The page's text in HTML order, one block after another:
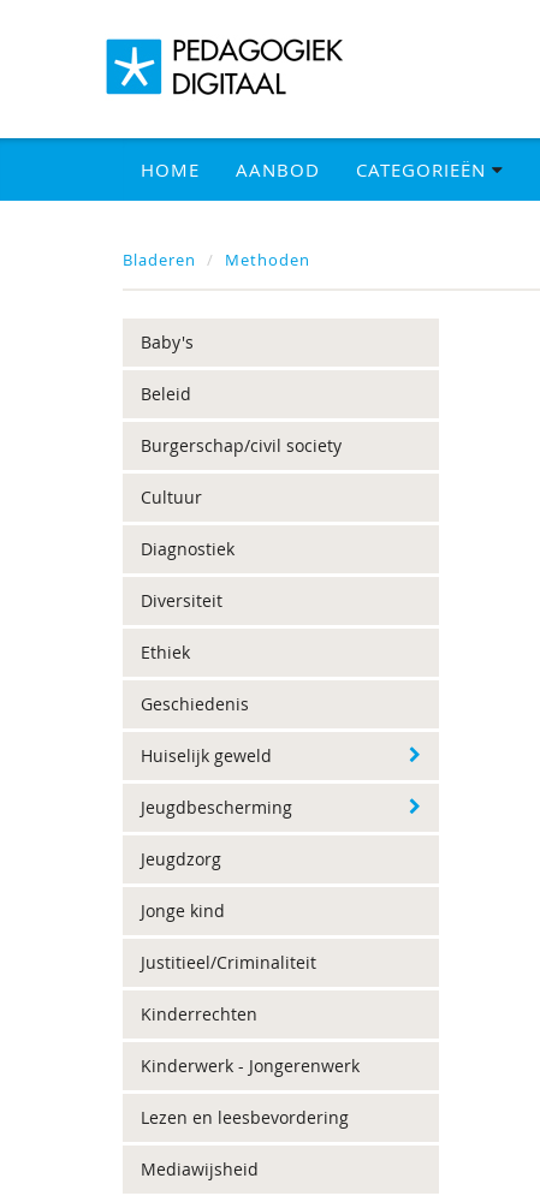
HOME AANBOD CATEGORIEËN
Bladeren Methoden
Baby's
Beleid
Burgerschap/civil society
Cultuur
Diagnostiek
Diversiteit
Ethiek
Geschiedenis
Huiselijk geweld
Jeugdbescherming
Jeugdzorg
Jonge kind
Justitieel/Criminaliteit
Kinderrechten
Kinderwerk - Jongerenwerk
Lezen en leesbevordering
Mediawijsheid